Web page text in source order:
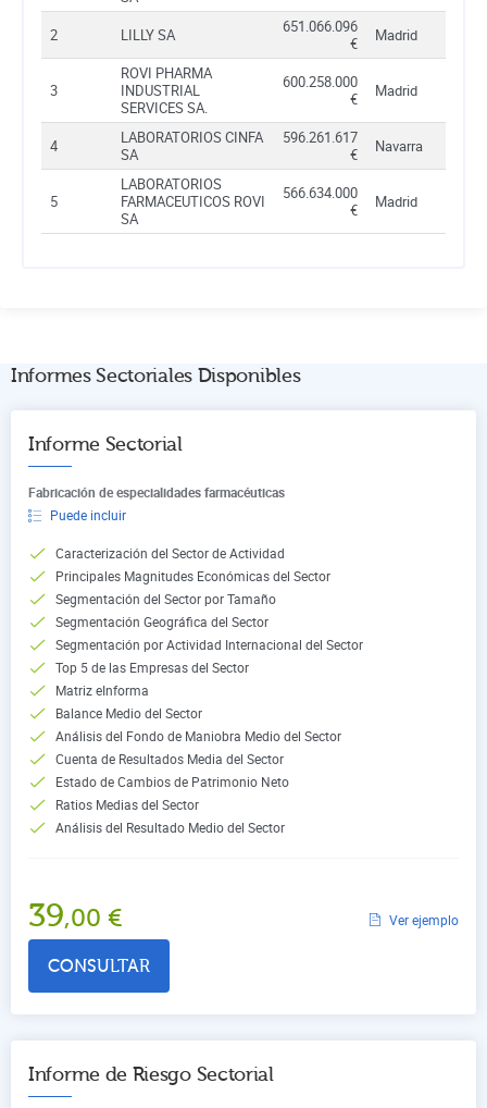
2
LILLY SA
651.066.096
€
Madrid
3
ROVI PHARMA
INDUSTRIAL
SERVICES SA.
600.258.000
€
Madrid
4
LABORATORIOS CINFA
SA
596.261.617
€
Navarra
5
LABORATORIOS
FARMACEUTICOS ROVI
SA
566.634.000
€
Madrid
Informes Sectoriales Disponibles
Informe Sectorial
Fabricación de especialidades farmacéuticas
Puede incluir
Caracterización del Sector de Actividad
Principales Magnitudes Económicas del Sector
Segmentación del Sector por Tamaño
Segmentación Geográfica del Sector
Segmentación por Actividad Internacional del Sector
Top 5 de las Empresas del Sector
Matriz eInforma
Balance Medio del Sector
Análisis del Fondo de Maniobra Medio del Sector
Cuenta de Resultados Media del Sector
Estado de Cambios de Patrimonio Neto
Ratios Medias del Sector
Análisis del Resultado Medio del Sector
39,00 € Ver ejemplo
CONSULTAR
Informe de Riesgo Sectorial